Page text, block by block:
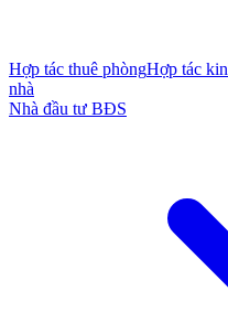
Hợp tác thuê phòngHợp tác
nhà
Nhà đầu tư BĐS